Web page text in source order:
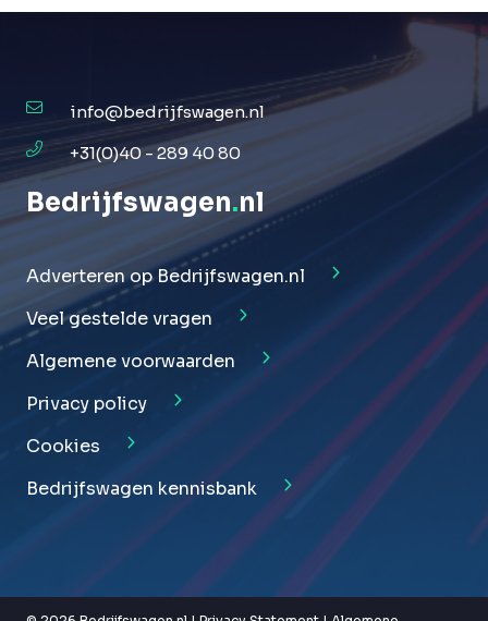
info@bedrijfswagen.nl
+31(0)40 - 289 40 80
Bedrijfswagen.nl
Adverteren op Bedrijfswagen.nl
Veel gestelde vragen
Algemene voorwaarden
Privacy policy
Cookies
Bedrijfswagen kennisbank